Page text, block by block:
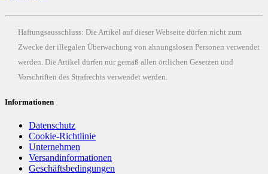
Haftungsausschluss: Die Artikel auf dieser Webseite dürfen nicht zum
Zwecke der illegalen Überwachung von ahnungslosen Personen verwendet
werden. Die Artikel dürfen nur gemäß allen örtlichen Gesetzen und
Vorschriften des Strafrechts verwendet werden.
Informationen
Datenschutz
Cookie-Richtlinie
Unternehmen
Versandinformationen
Geschäftsbedingungen